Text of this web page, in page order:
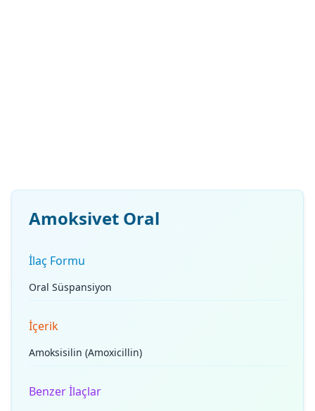
Amoksivet Oral
İlaç Formu
Oral Süspansiyon
İçerik
Amoksisilin (Amoxicillin)
Benzer İlaçlar